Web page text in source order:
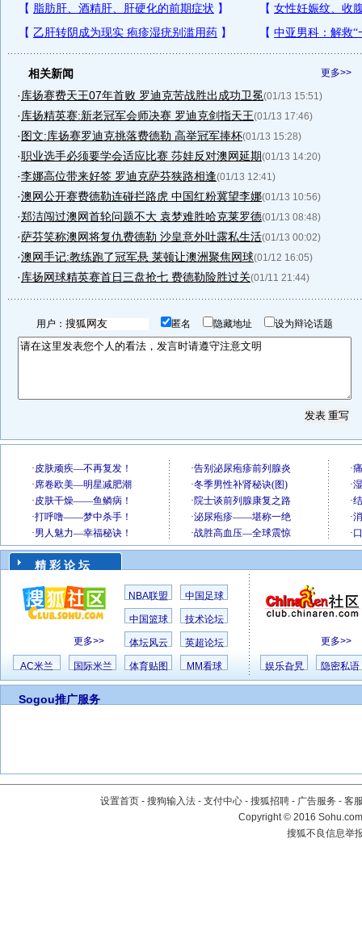
更多>>
相关新闻
· 库扬赛费天王07年首败 罗迪克苦战胜出成功卫冕(01/13 15:51)
· 库扬精英赛:新老冠军会师决赛 罗迪克剑指天王(01/13 17:46)
·图文:库扬赛罗迪克挑落费德勒 高举冠军捧杯(01/13 15:28)
·职业选手必须要学会适应比赛 莎娃反对澳网延期(01/13 14:20)
·李娜高位带来好签 罗迪克萨芬狭路相逢(01/13 12:41)
·澳网公开赛费德勒连碰拦路虎 中国红粉冀望李娜(01/13 10:56)
·郑洁闯过澳网首轮问题不大 袁梦难胜哈克莱罗德(01/13 08:48)
·萨芬笑称澳网将复仇费德勒 沙皇意外吐露私生活(01/13 00:02)
·澳网手记:教练跑了冠军悬 莱顿让澳洲聚焦网球(01/12 16:05)
· 库扬网球精英赛首日三盘抢七 费德勒险胜过关(01/11 21:44)
用户： 匿名 隐藏地址 设为辩论话题
精 彩 论 坛
更多>>
NBA联盟 中国足球
中国篮球 技术论坛
体坛风云 英超论坛
AC米兰 国际米兰 体育贴图 MM看球
更多>>
娱乐旮旯 隐密私语
Sogou推广服务
设置首页 - 搜狗输入法 - 支付中心 - 搜狐招聘 - 广告服务 - 客
Copyright©2016
搜狐不良信息举